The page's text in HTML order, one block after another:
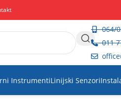
064/
011
InstrumentiLinijski Senzori